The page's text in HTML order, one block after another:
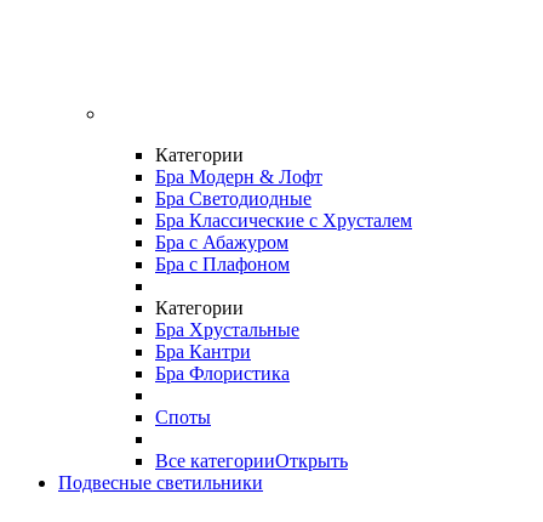
Категории
Бра Модерн & Лофт
Бра Светодиодные
Бра Классические с Хрусталем
Бра с Абажуром
Бра с Плафоном
Категории
Бра Хрустальные
Бра Кантри
Бра Флористика
Споты
Все категорииОткрыть
Подвесные светильники